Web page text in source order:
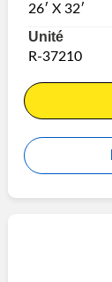
26′ X 32′
Unité
R-37210